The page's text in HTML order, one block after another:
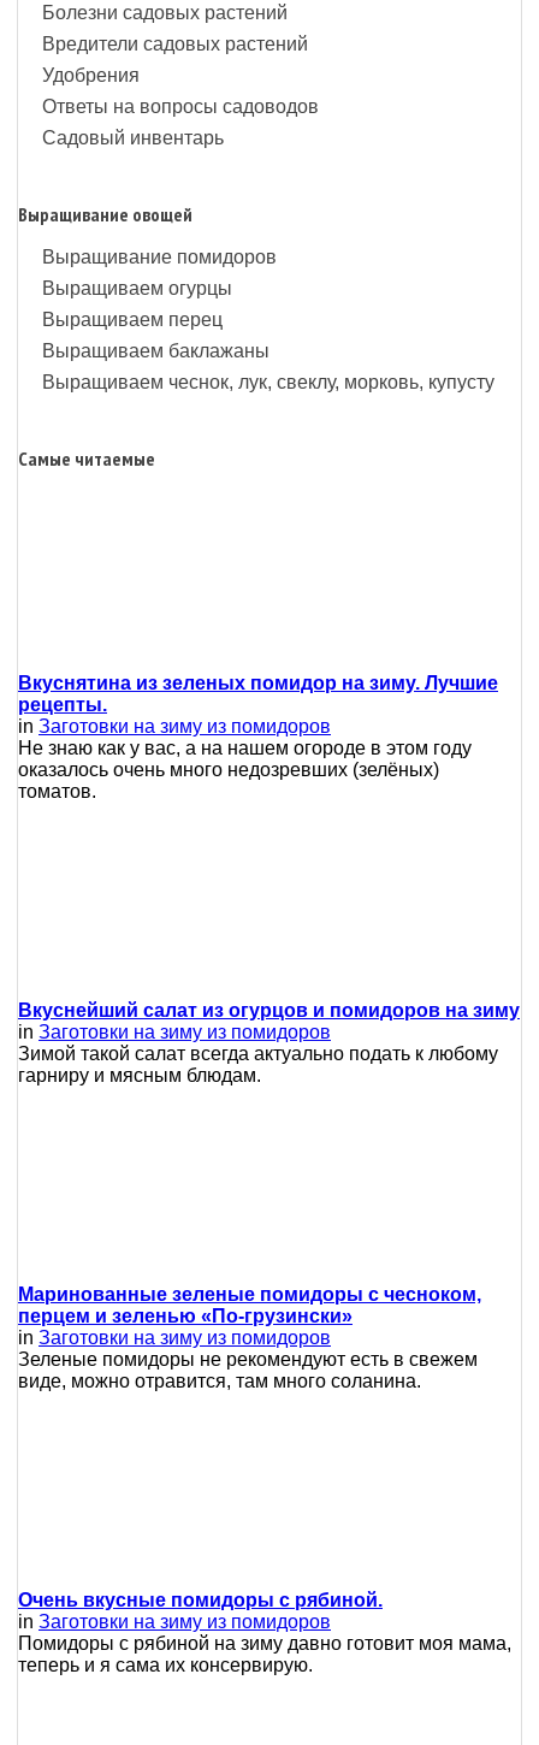
Болезни садовых растений
Вредители садовых растений
Удобрения
Ответы на вопросы садоводов
Садовый инвентарь
Выращивание овощей
Выращивание помидоров
Выращиваем огурцы
Выращиваем перец
Выращиваем баклажаны
Выращиваем чеснок, лук, свеклу, морковь, купусту
Самые читаемые
Вкуснятина из зеленых помидор на зиму. Лучшие
рецепты.
in Заготовки на зиму из помидоров
Не знаю как у вас, а на нашем огороде в этом году
оказалось очень много недозревших (зелёных)
томатов.
Вкуснейший салат из огурцов и помидоров на зиму
in Заготовки на зиму из помидоров
Зимой такой салат всегда актуально подать к любому
гарниру и мясным блюдам.
Маринованные зеленые помидоры с чесноком,
перцем и зеленью «По-грузински»
in Заготовки на зиму из помидоров
Зеленые помидоры не рекомендуют есть в свежем
виде, можно отравится, там много соланина.
Очень вкусные помидоры с рябиной.
in Заготовки на зиму из помидоров
Помидоры с рябиной на зиму давно готовит моя мама,
теперь и я сама их консервирую.